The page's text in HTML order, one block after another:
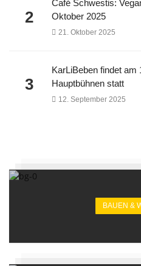
2
Café Schwestis:
Oktober 2025
21. Oktober 2025
3
KarLiBeben findet am
Hauptbühnen statt
12. September 2025
BAUEN &